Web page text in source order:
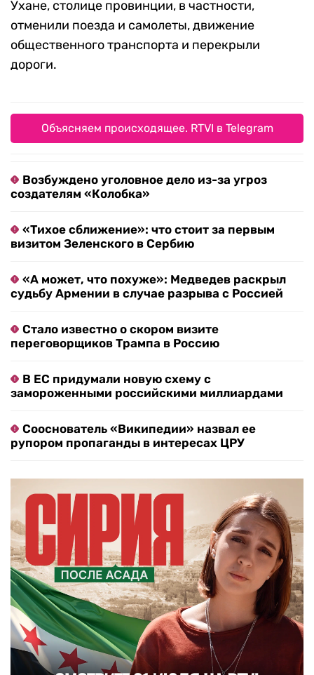
Ухане, столице провинции, в частности,
отменили поезда и самолеты, движение
общественного транспорта и перекрыли
дороги.
Объясняем происходящее. RTVI в Telegram
Возбуждено уголовное дело из-за угроз
создателям «Колобка»
«Тихое сближение»: что стоит за первым
визитом Зеленского в Сербию
«А может, что похуже»: Медведев раскрыл
судьбу Армении в случае разрыва с Россией
Стало известно о скором визите
переговорщиков Трампа в Россию
В ЕС придумали новую схему с
замороженными российскими миллиардами
Сооснователь «Википедии» назвал ее
рупором пропаганды в интересах ЦРУ